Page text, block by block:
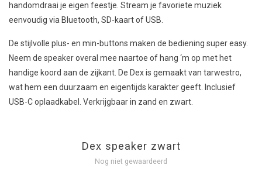
handomdraai je eigen feestje. Stream je favoriete muziek
eenvoudig via Bluetooth, SD-kaart of USB.
De stijlvolle plus- en min-buttons maken de bediening super easy.
Neem de speaker overal mee naartoe of hang ‘m op met het
handige koord aan de zijkant. De Dex is gemaakt van tarwestro,
wat hem een duurzaam en eigentijds karakter geeft. Inclusief
USB-C oplaadkabel. Verkrijgbaar in zand en zwart.
Dex speaker zwart
Nog niet gewaardeerd